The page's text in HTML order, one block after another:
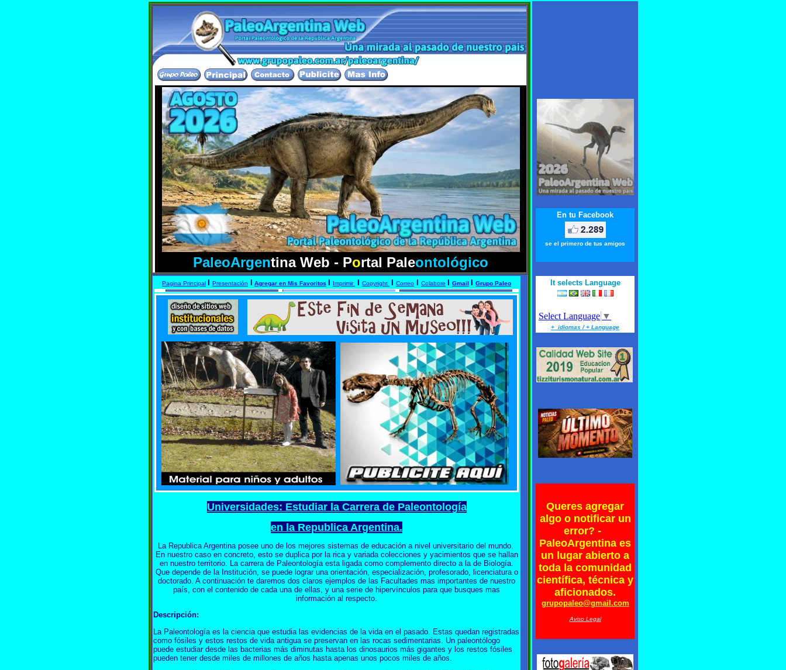
PaleoArgentina Web - Portal Paleontológico
Pagina Principal Presentación Agregar en Mis Favoritos Imprimir Copyright Correo Colabore Gmail Grupo Paleo
Universidades: Estudiar la Carrera de Paleontología
en la Republica Argentina.
La Republica Argentina posee uno de los mejores sistemas de educación a nivel universitario del mundo.
En nuestro caso en concreto, esto se duplica por la rica y variada colecciones y yacimientos que se hallan
en nuestro territorio. La carrera de Paleontología esta ligada como complemento directo a la de Biología.
Que depende de la Institución, se puede lograr una orientación, especialización, profesorado, licenciatura o
doctorado. A continuación te daremos dos claros ejemplos de las Facultades mas importantes de nuestro
país, con el contenido de cada una de ellas, y una serie de hipervínculos para que busques mas
información al respecto.
Descripción:
La Paleontología es la ciencia que estudia las evidencias de la vida en el pasado. Estas quedan registradas
como fósiles y estos restos de vida antigua se preservan en las rocas sedimentarias. Un paleontólogo
puede estudiar desde las bacterias más diminutas hasta los dinosaurios más gigantes y los restos fósiles
pueden tener desde miles de millones de años hasta apenas unos pocos miles de años.
En tu Facebook
se el primero de tus amigos
It selects Language
Select Language ▼
+ idiomas / + Language
Queres agregar
algo o notificar un
error? -
PaleoArgentina es
un lugar abierto a
toda la comunidad
científica, técnica y
aficionados.
grupopaleo@gmail.com
Aviso Legal